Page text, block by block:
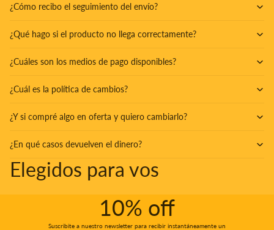
¿Cómo recibo el seguimiento del envío?
¿Qué hago si el producto no llega correctamente?
¿Cuáles son los medios de pago disponibles?
¿Cuál es la política de cambios?
¿Y si compré algo en oferta y quiero cambiarlo?
¿En qué casos devuelven el dinero?
Elegidos para vos
10% off
Suscribite a nuestro newsletter para recibir instantáneamente un